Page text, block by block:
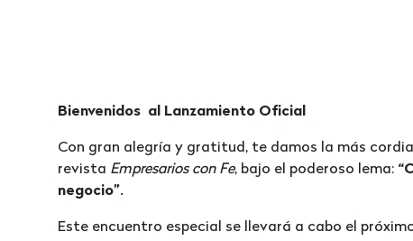
Bienvenidos al Lanzamiento Oficial
Con gran alegría y gratitud, te damos la más
revista Empresarios con Fe, bajo el poderoso lema:
negocio”.
Este encuentro especial se llevará a cabo el